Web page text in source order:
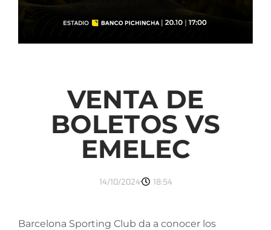
VENTA DE
BOLETOS VS
EMELEC
14/10/2024 18:54
Barcelona Sporting Club da a conocer los